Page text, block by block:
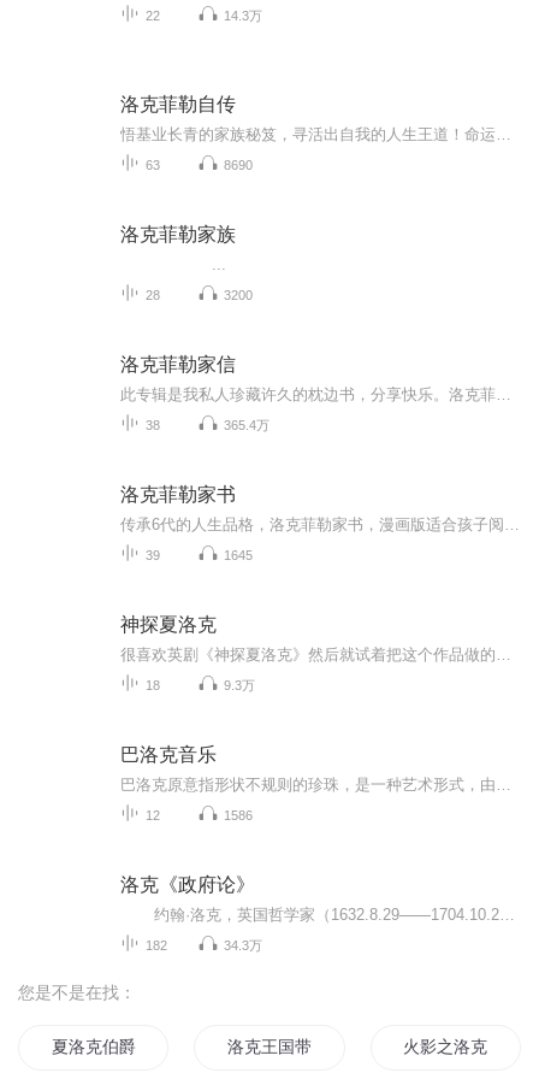
22 14.3万
洛克菲勒自传
63 8690
洛克菲勒家族
28 3200
洛克菲勒家信
38 365.4万
洛克菲勒家书
39 1645
神探夏洛克
18 9.3万
巴洛克音乐
12 1586
洛克《政府论》
182 34.3万
您是不是在找：
夏洛克伯爵 洛克王国带着魔法书穿越火影之洛克蓝